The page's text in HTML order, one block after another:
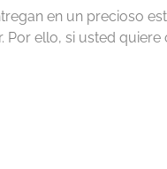
en un precioso
Por ello, si usted